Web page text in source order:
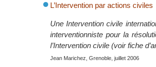
L’Intervention par actions civiles
Une Intervention civile
interventionniste pour la
l’Intervention civile (voir fiche
Jean Marichez, Grenoble, juillet 2006